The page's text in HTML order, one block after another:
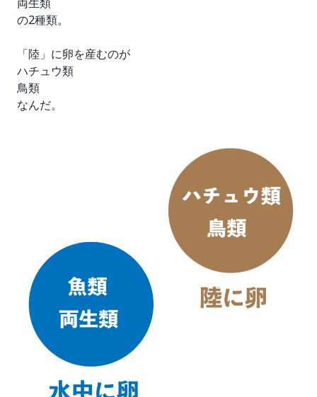
両生類
の2種類。
「陸」に卵を産むのが
ハチュウ類
鳥類
なんだ。